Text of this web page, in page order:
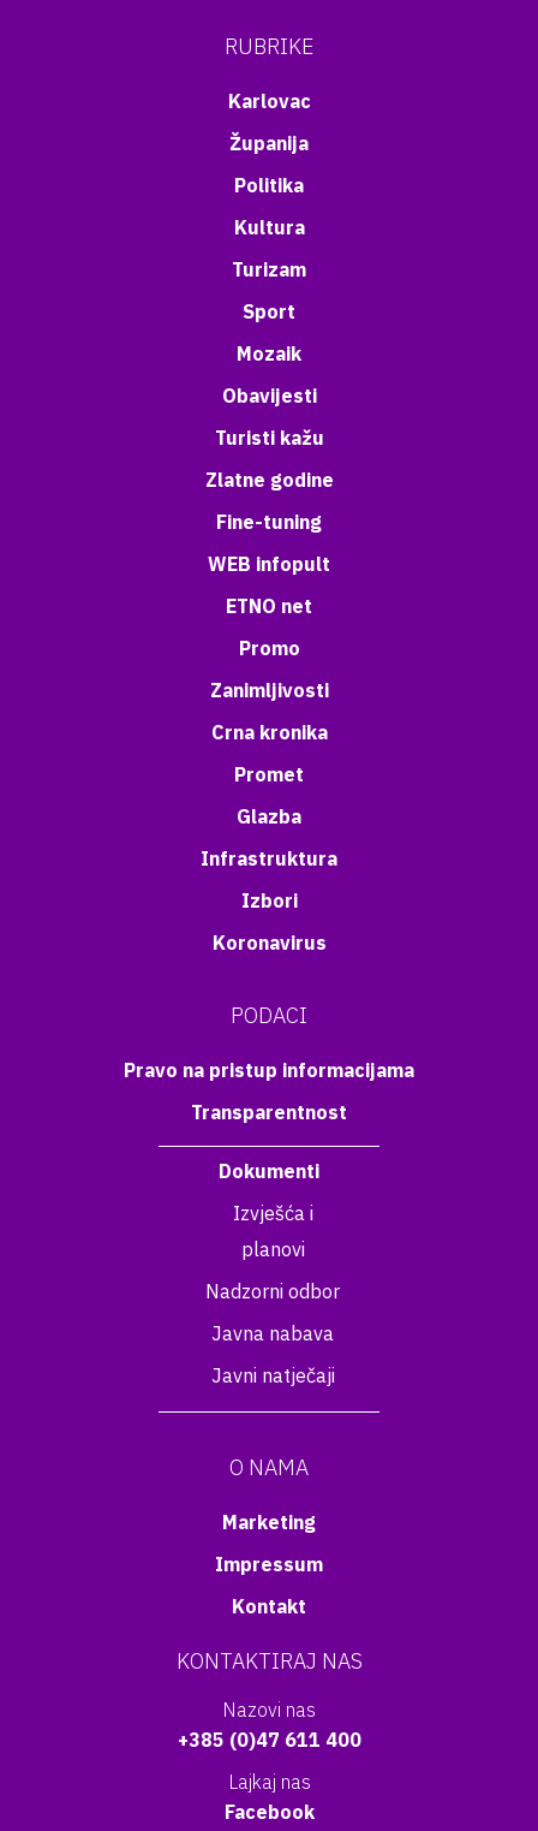
RUBRIKE
Karlovac
Županija
Politika
Kultura
Turizam
Sport
Mozaik
Obavijesti
Turisti kažu
Zlatne godine
Fine-tuning
WEB infopult
ETNO net
Promo
Zanimljivosti
Crna kronika
Promet
Glazba
Infrastruktura
Izbori
Koronavirus
PODACI
Pravo na pristup informacijama
Transparentnost
Dokumenti
Izvješća i
planovi
Nadzorni odbor
Javna nabava
Javni natječaji
O NAMA
Marketing
Impressum
Kontakt
KONTAKTIRAJ NAS
Nazovi nas
+385 (0)47 611 400
Lajkaj nas
Facebook